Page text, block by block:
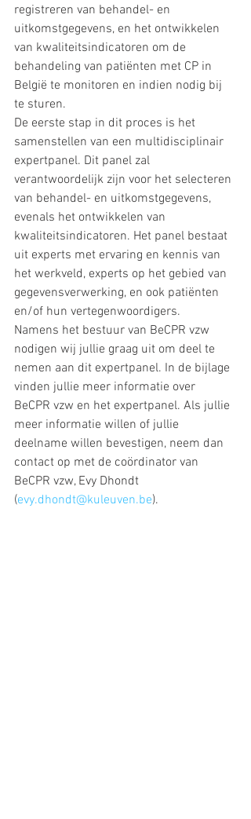
registreren van behandel- en
uitkomstgegevens, en het ontwikkelen
van kwaliteitsindicatoren om de
behandeling van patiënten met CP in
België te monitoren en indien nodig bij
te sturen.
De eerste stap in dit proces is het
samenstellen van een multidisciplinair
expertpanel. Dit panel zal
verantwoordelijk zijn voor het selecteren
van behandel- en uitkomstgegevens,
evenals het ontwikkelen van
kwaliteitsindicatoren. Het panel bestaat
uit experts met ervaring en kennis van
het werkveld, experts op het gebied van
gegevensverwerking, en ook patiënten
en/of hun vertegenwoordigers.
Namens het bestuur van BeCPR vzw
nodigen wij jullie graag uit om deel te
nemen aan dit expertpanel. In de bijlage
vinden jullie meer informatie over
BeCPR vzw en het expertpanel. Als jullie
meer informatie willen of jullie
deelname willen bevestigen, neem dan
contact op met de coördinator van
BeCPR vzw, Evy Dhondt
(evy.dhondt@kuleuven.be).